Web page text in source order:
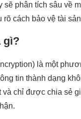
sẽ phân tích sâu về
cách bảo vệ tài
gì?
là một
tin thành dạng
chỉ được chia sẻ